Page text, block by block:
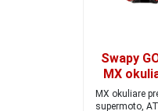
Swapy
MX
black/
MX okuliare
supermoto,